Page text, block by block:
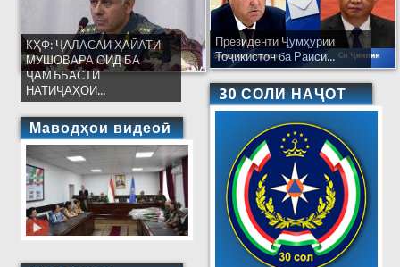
КҲФ: ҶАЛАСАИ ҲАЙАТИ
МУШОВАРА ОИД БА
ҶАМЪБАСТИ
НАТИҶАҲОИ...
Маводҳои видеоӣ
Президенти Ҷумҳурии
Тоҷикистон ба Раиси...
30 СОЛИ НАҶОТ